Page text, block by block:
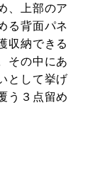
、上部のア
る背面パネ
収納できる
その中にあ
として挙げ
う３点留め